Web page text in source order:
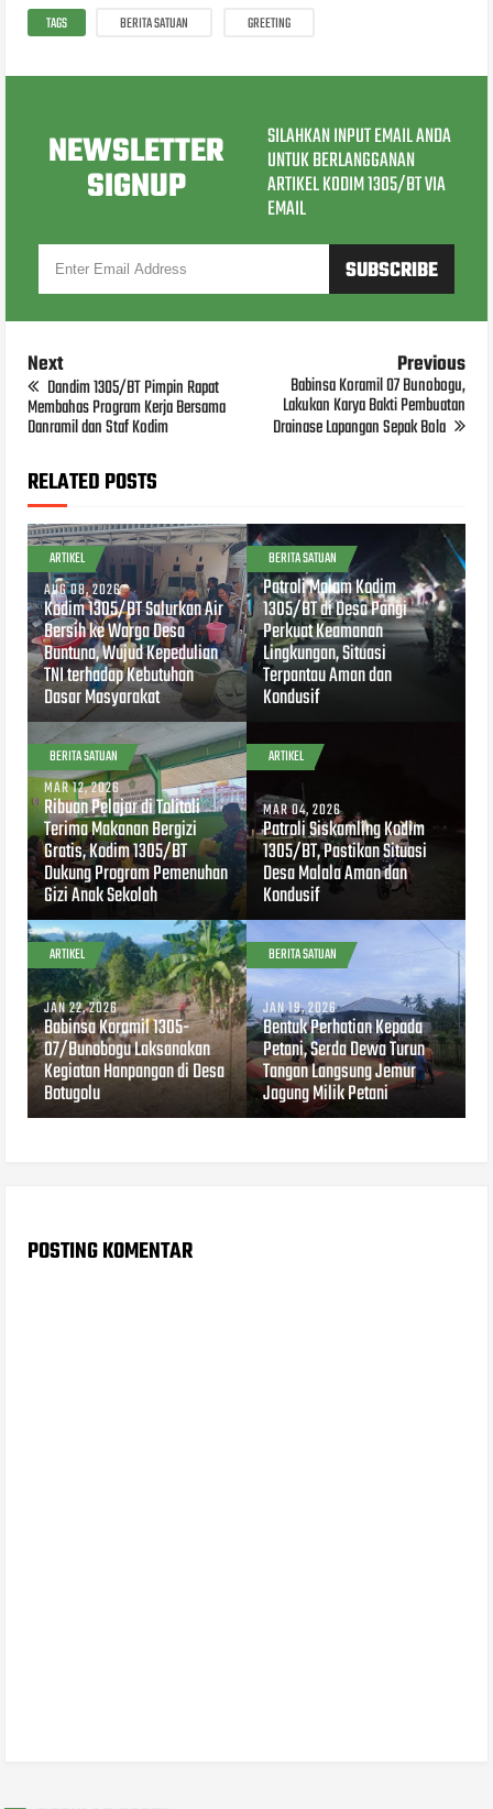
TAGS BERITA SATUAN GREETING
NEWSLETTER
SIGNUP
SILAHKAN INPUT EMAIL ANDA
UNTUK BERLANGGANAN
ARTIKEL KODIM 1305/BT VIA
EMAIL
Next
Dandim 1305/BT Pimpin Rapat
Membahas Program Kerja Bersama
Danramil dan Staf Kodim
Previous
Babinsa Koramil 07 Bunobogu,
Lakukan Karya Bakti Pembuatan
Drainase Lapangan Sepak Bola
RELATED POSTS
ARTIKEL
AUG 08, 2026
Kodim 1305/BT Salurkan Air
Bersih ke Warga Desa
Buntuna, Wujud Kepedulian
TNI terhadap Kebutuhan
Dasar Masyarakat
BERITA SATUAN
MAR 28, 2026
Patroli Malam Kodim
1305/BT di Desa Pangi
Perkuat Keamanan
Lingkungan, Situasi
Terpantau Aman dan
Kondusif
BERITA SATUAN
MAR 12, 2026
Ribuan Pelajar di Tolitoli
Terima Makanan Bergizi
Gratis, Kodim 1305/BT
Dukung Program Pemenuhan
Gizi Anak Sekolah
ARTIKEL
MAR 04, 2026
Patroli Siskamling Kodim
1305/BT, Pastikan Situasi
Desa Malala Aman dan
Kondusif
ARTIKEL
JAN 22, 2026
Babinsa Koramil 1305-
07/Bunobogu Laksanakan
Kegiatan Hanpangan di Desa
Botugolu
BERITA SATUAN
JAN 19, 2026
Bentuk Perhatian Kepada
Petani, Serda Dewa Turun
Tangan Langsung Jemur
Jagung Milik Petani
POSTING KOMENTAR